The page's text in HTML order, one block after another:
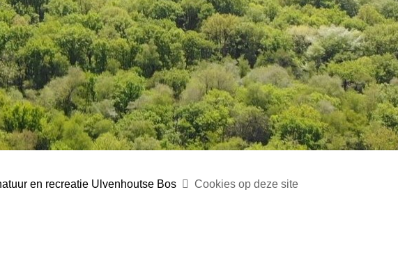
en recreatie Ulvenhoutse Bos Cookies op deze site